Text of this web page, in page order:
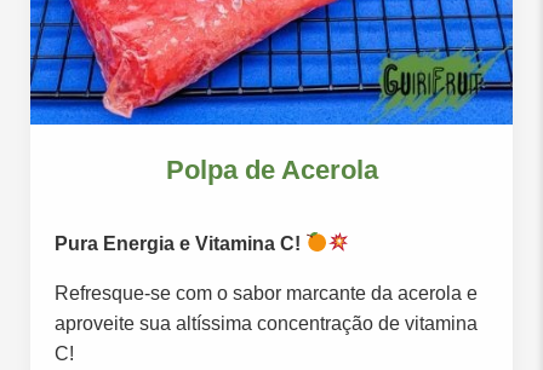
Polpa de Acerola
Pura Energia e Vitamina C!
Refresque-se com o sabor marcante da acerola e
aproveite sua altíssima concentração de vitamina
C!